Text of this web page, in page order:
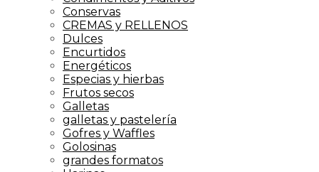
Conservas
CREMAS y RELLENOS
Dulces
Encurtidos
Energéticos
Especias y hierbas
Frutos secos
Galletas
galletas y pastelería
Gofres y Waffles
Golosinas
grandes formatos